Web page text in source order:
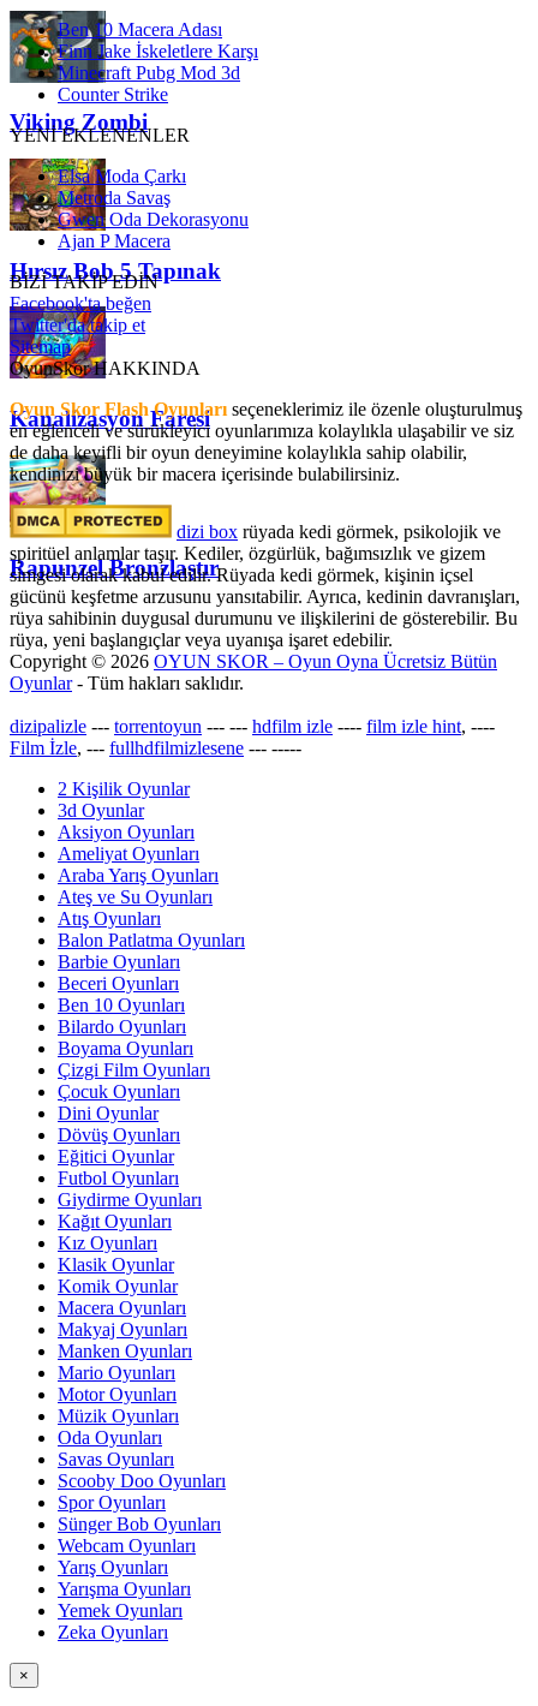
Viking Zombi
Hırsız Bob 5 Tapınak
Kanalizasyon Faresi
Rapunzel Bronzlaştır
Ben 10 Macera Adası
Finn Jake İskeletlere Karşı
Minecraft Pubg Mod 3d
Counter Strike
YENİ EKLENENLER
Elsa Moda Çarkı
Metroda Savaş
Gwen Oda Dekorasyonu
Ajan P Macera
BİZİ TAKİP EDİN
Facebook'ta beğen
Twitter'da takip et
Sitemap
OyunSkor HAKKINDA
Oyun Skor Flash Oyunları seçeneklerimiz ile özenle oluşturulmuş
en eğlenceli ve sürükleyici oyunlarımıza kolaylıkla ulaşabilir ve siz
de daha keyifli bir oyun deneyimine kolaylıkla sahip olabilir,
kendinizi büyük bir macera içerisinde bulabilirsiniz.
dizi box rüyada kedi görmek​, psikolojik ve
spiritüel anlamlar taşır. Kediler, özgürlük, bağımsızlık ve gizem
simgesi olarak kabul edilir. Rüyada kedi görmek, kişinin içsel
gücünü keşfetme arzusunu yansıtabilir. Ayrıca, kedinin davranışları,
rüya sahibinin duygusal durumunu ve ilişkilerini de gösterebilir. Bu
rüya, yeni başlangıçlar veya uyanışa işaret edebilir.
Copyright © 2026 OYUN SKOR – Oyun Oyna Ücretsiz Bütün
Oyunlar- Tüm hakları saklıdır.
dizipalizle --- torrentoyun --- --- hdfilm izle ---- film izle hint, ----
Film İzle, --- fullhdfilmizlesene --- -----
2 Kişilik Oyunlar
3d Oyunlar
Aksiyon Oyunları
Ameliyat Oyunları
Araba Yarış Oyunları
Ateş ve Su Oyunları
Atış Oyunları
Balon Patlatma Oyunları
Barbie Oyunları
Beceri Oyunları
Ben 10 Oyunları
Bilardo Oyunları
Boyama Oyunları
Çizgi Film Oyunları
Çocuk Oyunları
Dini Oyunlar
Dövüş Oyunları
Eğitici Oyunlar
Futbol Oyunları
Giydirme Oyunları
Kağıt Oyunları
Kız Oyunları
Klasik Oyunlar
Komik Oyunlar
Macera Oyunları
Makyaj Oyunları
Manken Oyunları
Mario Oyunları
Motor Oyunları
Müzik Oyunları
Oda Oyunları
Savas Oyunları
Scooby Doo Oyunları
Spor Oyunları
Sünger Bob Oyunları
Webcam Oyunları
Yarış Oyunları
Yarışma Oyunları
Yemek Oyunları
Zeka Oyunları
×